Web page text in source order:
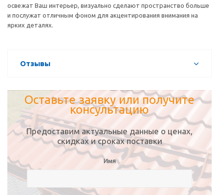
освежат Ваш интерьер, визуально сделают пространство больше
и послужат отличным фоном для акцентирования внимания на
ярких деталях.
Отзывы
Оставьте заявку или получите
консультацию
Предоставим актуальные данные о ценах,
скидках и сроках поставки
Имя